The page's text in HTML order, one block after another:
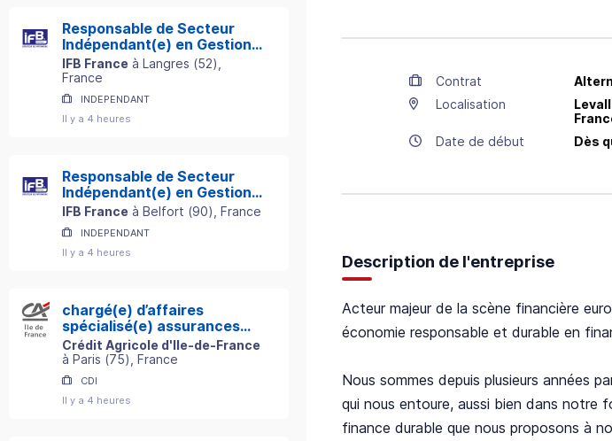
Responsable de Secteur
Indépendant(e) en Gestion
de Patrimoine
IFB France à Langres (52)
France
INDEPENDANT
Il y a 4 heures
Responsable de Secteur
Indépendant(e) en Gestion
de Patrimoine
IFB France à Belfort (90) , France
INDEPENDANT
Il y a 4 heures
chargé(e) d’affaires
spécialisé(e) assurances
professionnelles h/f
Crédit Agricole d'Ile-de-France
à Paris (75) , France
CDI
Il y a 4 heures
Contrat
Localisation
Date de début Dès
Description de l'entreprise
Acteur majeur de la scène financière
économie responsable et durable en
Nous sommes depuis plusieurs années
qui nous entoure, aussi bien dans notre
finance durable que nous proposons à